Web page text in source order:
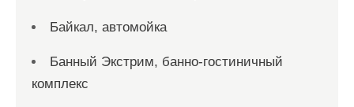
Байкал, автомойка
Банный Экстрим, банно-гостиничный
комплекс